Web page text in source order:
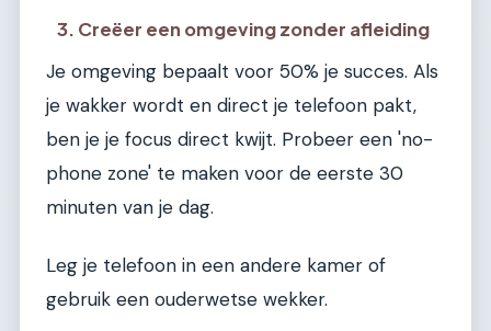
3. Creëer een omgeving zonder afleiding
Je omgeving bepaalt voor 50% je succes. Als
je wakker wordt en direct je telefoon pakt,
ben je je focus direct kwijt. Probeer een 'no-
phone zone' te maken voor de eerste 30
minuten van je dag.
Leg je telefoon in een andere kamer of
gebruik een ouderwetse wekker.